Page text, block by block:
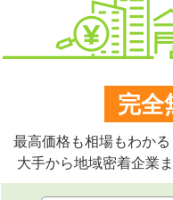
完全
最高価格も相場もわか
大手から地域密着企業ま